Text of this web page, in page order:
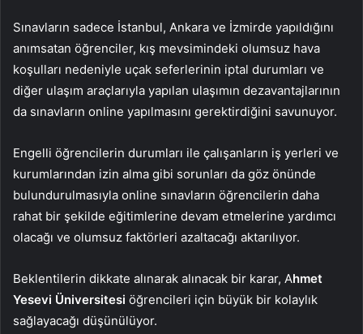
Sınavların sadece İstanbul, Ankara ve İzmirde yapıldığını
anımsatan öğrenciler, kış mevsimindeki olumsuz hava
koşulları nedeniyle uçak seferlerinin iptal durumları ve
diğer ulaşım araçlarıyla yapılan ulaşımın dezavantajlarının
da sınavların online yapılmasını gerektirdiğini savunuyor.
Engelli öğrencilerin durumları ile çalışanların iş yerleri ve
kurumlarından izin alma gibi sorunları da göz önünde
bulundurulmasıyla online sınavların öğrencilerin daha
rahat bir şekilde eğitimlerine devam etmelerine yardımcı
olacağı ve olumsuz faktörleri azaltacağı aktarılıyor.
Beklentilerin dikkate alınarak alınacak bir karar, Ahmet
Yesevi Üniversitesi öğrencileri için büyük bir kolaylık
sağlayacağı düşünülüyor.